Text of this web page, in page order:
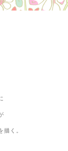
描く。